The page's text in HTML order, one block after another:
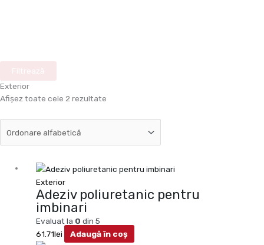
Exterior
Afișez toate cele 2 rezultate
Exterior
Adeziv poliuretanic pentru
imbinari
Evaluat la 0 din 5
61.71lei Adaugă în coș